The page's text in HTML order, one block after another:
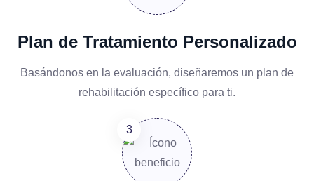
Plan de Tratamiento Personalizado
Basándonos en la evaluación, diseñaremos un plan de
rehabilitación específico para ti.